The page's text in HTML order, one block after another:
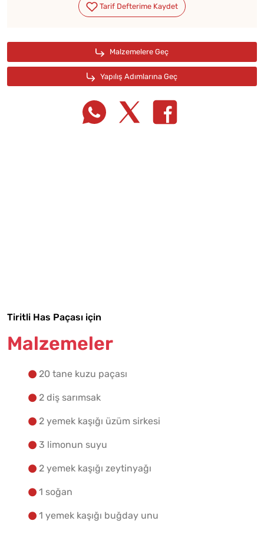
Tiritli Has Paçası için
Malzemeler
20 tane kuzu paçası
2 diş sarımsak
2 yemek kaşığı üzüm sirkesi
3 limonun suyu
2 yemek kaşığı zeytinyağı
1 soğan
1 yemek kaşığı buğday unu